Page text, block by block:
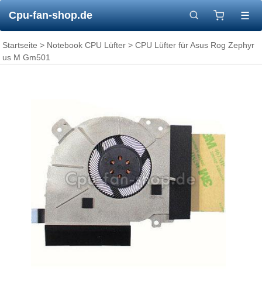
Cpu-fan-shop.de ☰
Startseite > Notebook CPU Lüfter > CPU Lüfter für Asus Rog Zephyr
us M Gm501